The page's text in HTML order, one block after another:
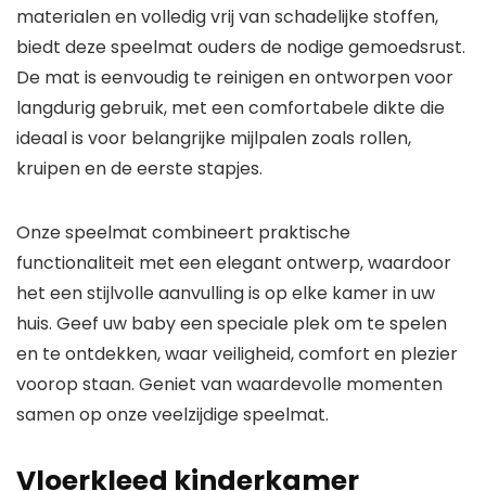
materialen en volledig vrij van schadelijke stoffen,
biedt deze speelmat ouders de nodige gemoedsrust.
De mat is eenvoudig te reinigen en ontworpen voor
langdurig gebruik, met een comfortabele dikte die
ideaal is voor belangrijke mijlpalen zoals rollen,
kruipen en de eerste stapjes.
Onze speelmat combineert praktische
functionaliteit met een elegant ontwerp, waardoor
het een stijlvolle aanvulling is op elke kamer in uw
huis. Geef uw baby een speciale plek om te spelen
en te ontdekken, waar veiligheid, comfort en plezier
voorop staan. Geniet van waardevolle momenten
samen op onze veelzijdige speelmat.
Vloerkleed kinderkamer